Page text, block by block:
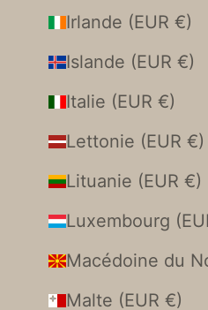
Irlande (EUR €)
Islande (EUR €)
Italie (EUR €)
Lettonie (EUR €)
Lituanie (EUR €)
Malte (EUR €)